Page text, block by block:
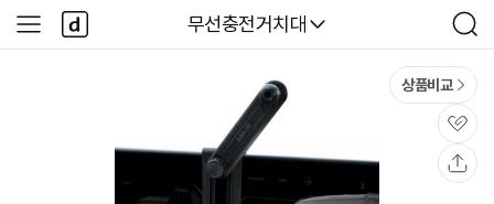
다나와
무선충전거치대
검
색
사
이
다
나
와
상품비교
관
심